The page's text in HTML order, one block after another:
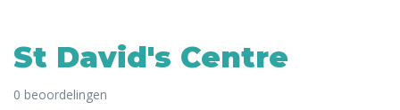
Europa
Noord-Amerika
St David's Centre
0 beoordelingen